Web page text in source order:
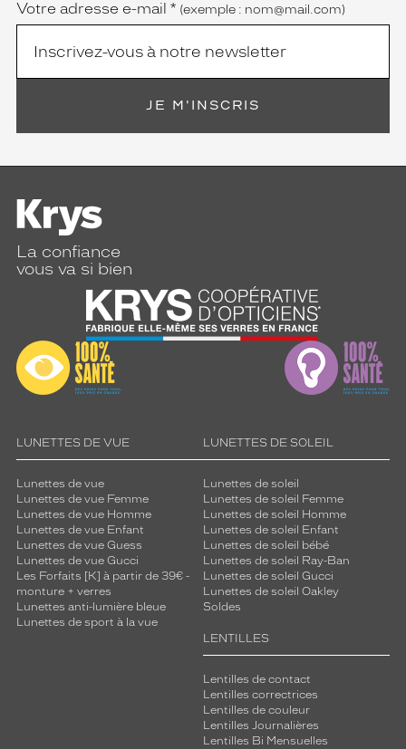
Votre adresse e-mail * (exemple : nom@mail.com)
JE M'INSCRIS
La confiance
vous va si bien
LUNETTES DE VUE
Lunettes de vue
Lunettes de vue Femme
Lunettes de vue Homme
Lunettes de vue Enfant
Lunettes de vue Guess
Lunettes de vue Gucci
Les Forfaits [K] à partir de 39€ -
monture + verres
Lunettes anti-lumière bleue
Lunettes de sport à la vue
LUNETTES DE SOLEIL
Lunettes de soleil
Lunettes de soleil Femme
Lunettes de soleil Homme
Lunettes de soleil Enfant
Lunettes de soleil bébé
Lunettes de soleil Ray-Ban
Lunettes de soleil Gucci
Lunettes de soleil Oakley
Soldes
LENTILLES
Lentilles de contact
Lentilles correctrices
Lentilles de couleur
Lentilles Journalières
Lentilles Bi Mensuelles